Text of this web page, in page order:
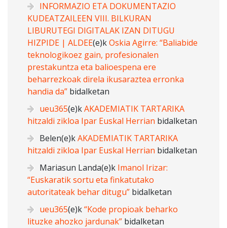
INFORMAZIO ETA DOKUMENTAZIO
KUDEATZAILEEN VIII. BILKURAN
LIBURUTEGI DIGITALAK IZAN DITUGU
HIZPIDE | ALDEE(e)kOskia Agirre: “Baliabide
teknologikoez gain, profesionalen
prestakuntza eta balioespena ere
beharrezkoak direla ikusaraztea erronka
handia da” bidalketan
ueu365(e)kAKADEMIATIK TARTARIKA
hitzaldi zikloa Ipar Euskal Herrian bidalketan
Belen(e)kAKADEMIATIK TARTARIKA
hitzaldi zikloa Ipar Euskal Herrian bidalketan
Mariasun Landa(e)k Imanol Irizar:
“Euskaratik sortu eta finkatutako
autoritateak behar ditugu” bidalketan
ueu365(e)k“Kode propioak beharko
lituzke ahozko jardunak” bidalketan